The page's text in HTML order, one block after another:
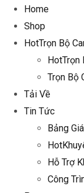
Home
Shop
HotTrọn Bộ
HotTrọn
Trọn Bộ
Tải Về
Tin Tức
Bảng
Hot
Hỗ Trợ
Công